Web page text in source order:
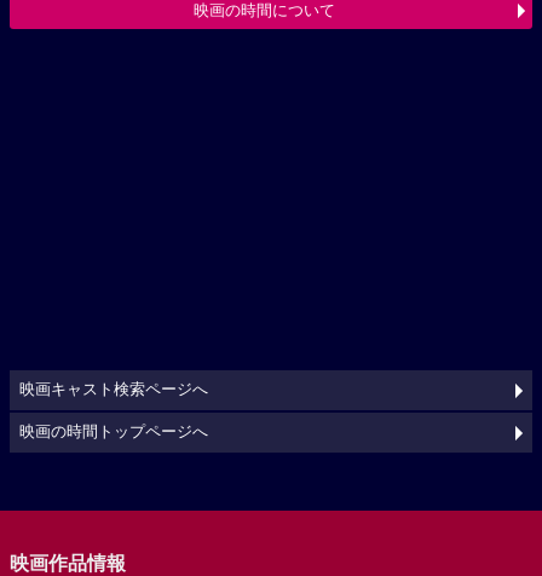
映画の時間について
映画キャスト検索ページへ
映画の時間トップページへ
映画作品情報